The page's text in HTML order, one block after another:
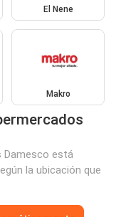
El Nene
Makro
Damesco está
la ubicación que